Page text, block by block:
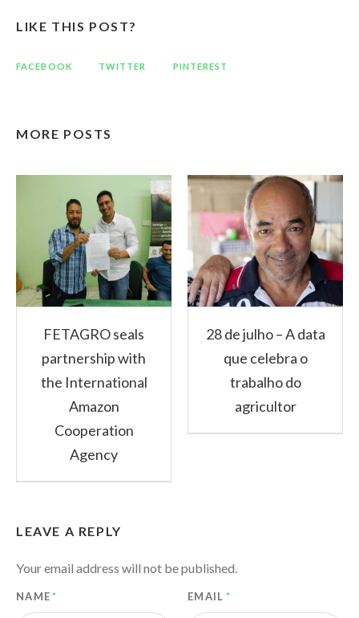
LIKE THIS POST?
FACEBOOK TWITTER PINTEREST
MORE POSTS
FETAGRO seals
partnership with
the International
Amazon
Cooperation
Agency
28 de julho – A data
que celebra o
trabalho do
agricultor
LEAVE A REPLY
Your email address will not be published.
NAME * EMAIL *